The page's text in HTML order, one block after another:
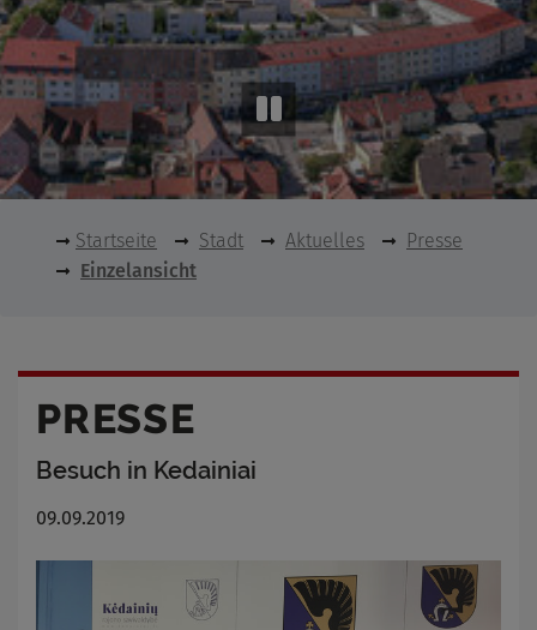
Startseite Stadt Aktuelles
Presse
Einzelansicht
PRESSE
Besuch in Kedainiai
09.09.2019